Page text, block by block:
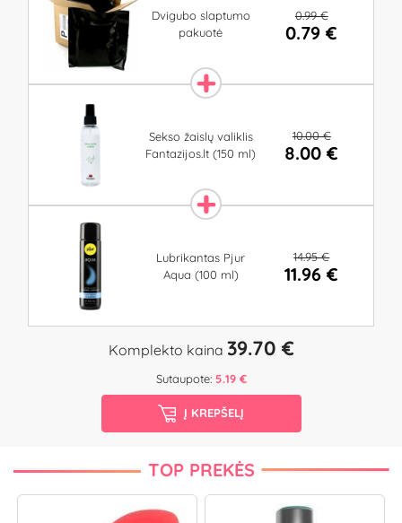
Dvigubo slaptumo
pakuotė
0.99 €
0.79 €
Sekso žaislų valiklis
Fantazijos.lt (150 ml)
10.00 €
8.00 €
Lubrikantas Pjur
Aqua (100 ml)
14.95 €
11.96 €
Komplekto kaina 39.70 €
Sutaupote: 5.19 €
Į KREPŠELĮ
TOP PREKĖS